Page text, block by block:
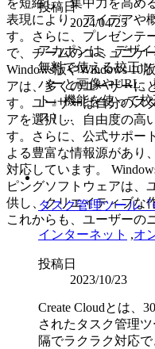
を短縮し、集中力を高め
表現により、アイデアや
す。さらに、プレゼンテ
で、チームのコミュニケ
Windows版やWindows 10
アは、多くのユーザーに
す。ユーザーは自分のス
アを選択し、自由度の高
す。さらに、公式サポー
よる豊富な情報源があり
対応しています。
ピングソフトウェアは、
供し、クリエイティブな
これからも、ユーザーの
投稿日
2024/04/25
アカポンは、デザ
無料で使える校正
バーと画像やURL
ト』機能を使って
ス）...
タスク管理ツール『
インターネット ,オ
投稿日
2023/10/23
Create Cloudとは、
されたタスク管理
隔でラクラク対応